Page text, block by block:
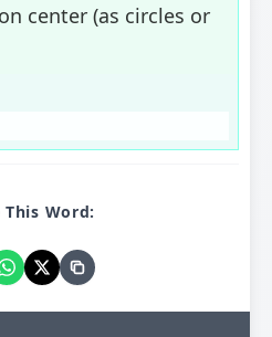
center (as circles or
This Word: